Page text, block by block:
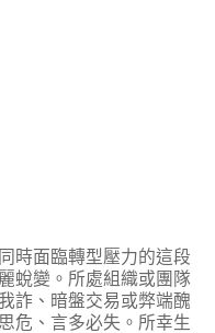
時面臨轉型壓力的這段
蛻變。所處組織或團隊
詐、暗盤交易或弊端醜
危、言多必失。所幸生